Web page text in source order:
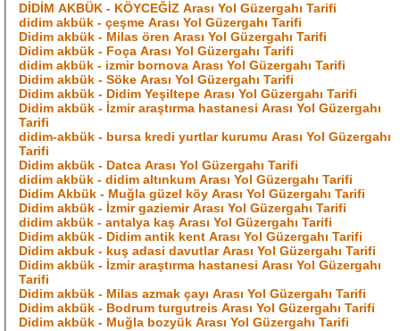
DİDİM AKBÜK - KÖYCEĞİZ Arası Yol Güzergahı Tarifi
didim akbük - çeşme Arası Yol Güzergahı Tarifi
Didim akbük - Milas ören Arası Yol Güzergahı Tarifi
Didim akbük - Foça Arası Yol Güzergahı Tarifi
didim akbük - izmir bornova Arası Yol Güzergahı Tarifi
Didim akbük - Söke Arası Yol Güzergahı Tarifi
Didim akbük - Didim Yeşiltepe Arası Yol Güzergahı Tarifi
Didim akbük - İzmir araştırma hastanesi Arası Yol Güzergahı
Tarifi
didim-akbük - bursa kredi yurtlar kurumu Arası Yol Güzergahı
Tarifi
Didim akbük - Datca Arası Yol Güzergahı Tarifi
didim akbük - didim altınkum Arası Yol Güzergahı Tarifi
Didim Akbük - Muğla güzel köy Arası Yol Güzergahı Tarifi
Didim akbük - İzmir gaziemir Arası Yol Güzergahı Tarifi
didim akbük - antalya kaş Arası Yol Güzergahı Tarifi
Didim akbük - Didim antik kent Arası Yol Güzergahı Tarifi
Didim akbuk - kuş adasi davutlar Arası Yol Güzergahı Tarifi
Didim akbük - İzmir araştırma hastanesi Arası Yol Güzergahı
Tarifi
Didim akbük - Milas azmak çayı Arası Yol Güzergahı Tarifi
Didim akbük - Bodrum turgutreis Arası Yol Güzergahı Tarifi
Didim akbük - Muğla bozyük Arası Yol Güzergahı Tarifi